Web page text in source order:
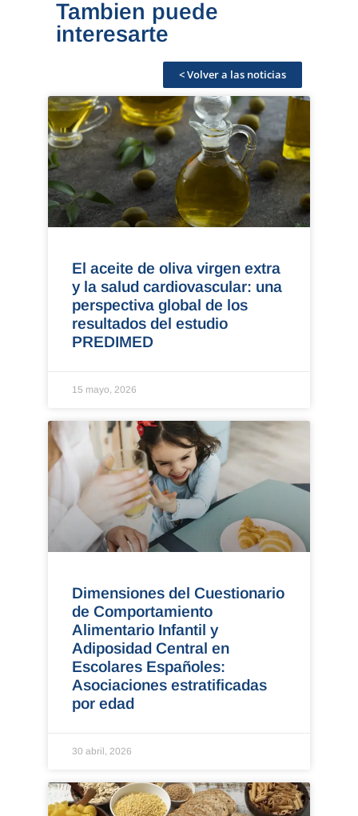
Tambien puede
interesarte
< Volver a las noticias
El aceite de oliva virgen extra
y la salud cardiovascular: una
perspectiva global de los
resultados del estudio
PREDIMED
15 mayo, 2026
Dimensiones del Cuestionario
de Comportamiento
Alimentario Infantil y
Adiposidad Central en
Escolares Españoles:
Asociaciones estratificadas
por edad
30 abril, 2026